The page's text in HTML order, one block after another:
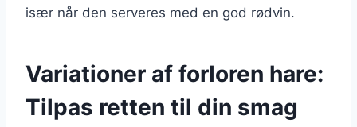
især når den serveres med en god rødvin.
Variationer af forloren hare:
Tilpas retten til din smag